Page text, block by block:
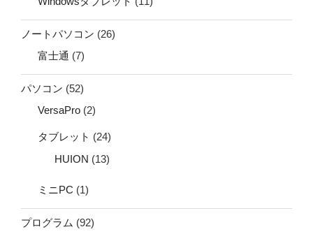
ノートパソコン (26)
富士通 (7)
パソコン (52)
VersaPro (2)
タブレット (24)
HUION (13)
ミニPC (1)
プログラム (92)